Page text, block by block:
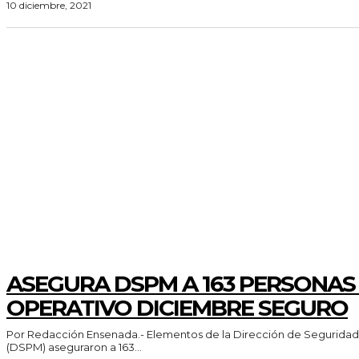
10 diciembre, 2021
ASEGURA DSPM A 163
OPERATIVO DICIEMBRE SEGURO
Por Redacción Ensenada.- Elementos de la Dirección de Seguridad Pública Municipal
(DSPM) aseguraron a 163...